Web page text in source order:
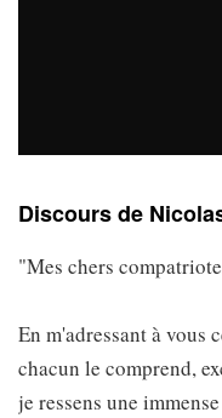
Discours de
"Mes chers
En m'adressant à vous
chacun le comprend,
je ressens une